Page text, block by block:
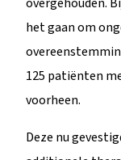
het gaan om
125 patiënten
voorheen.
Deze nu